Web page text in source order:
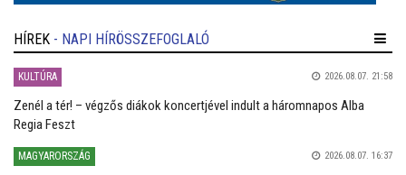
HÍREK - NAPI HÍRÖSSZEFOGLALÓ
KULTÚRA 2026.08.07. 21:58
Zenél a tér! – végzős diákok koncertjével indult a háromnapos Alba
Regia Feszt
MAGYARORSZÁG 2026.08.07. 16:37